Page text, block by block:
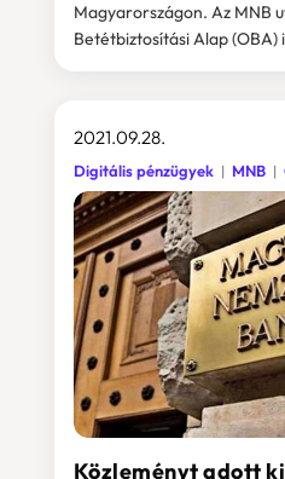
Magyarországon. Az MNB
Betétbiztosítási Alap (OBA)
Közleményt adott ki
2021.09.28.
Digitális pénzügyek MNB